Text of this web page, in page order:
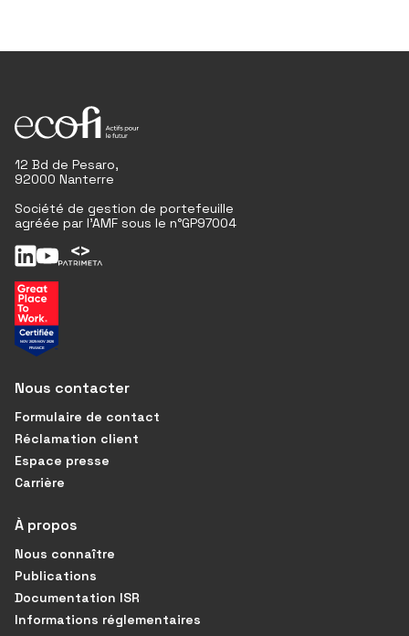
12 Bd de Pesaro,
92000 Nanterre
Société de gestion de portefeuille
agréée par l'AMF sous le n°GP97004
Nous contacter
Formulaire de contact
Réclamation client
Espace presse
Carrière
À propos
Nous connaître
Publications
Documentation ISR
Informations réglementaires